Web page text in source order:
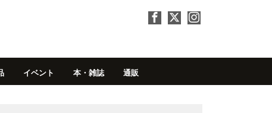
イベント 本・雑誌 通販